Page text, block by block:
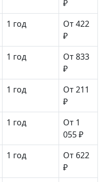
₽
1 год
От 422
₽
1 год
От 833
₽
1 год
От 211
₽
1 год
От 1
055 ₽
1 год
От 622
₽